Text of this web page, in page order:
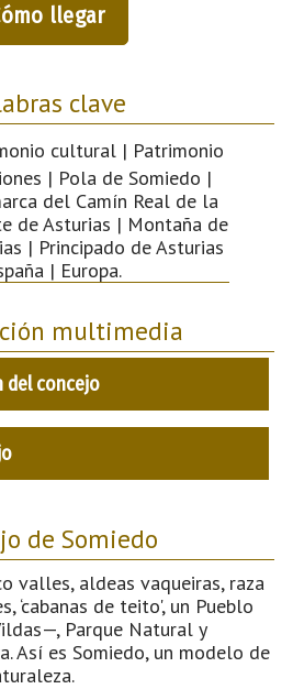
llegar
clave
cultural | Patrimonio
| Pola de Somiedo |
del Camín Real de la
de Asturias | Montaña de
| Principado de Asturias
| Europa.
multimedia
del concejo
de Somiedo
valles, aldeas vaqueiras, raza
‘cabanas de teito', un Pueblo
Parque Natural y
Así es Somiedo, un modelo de